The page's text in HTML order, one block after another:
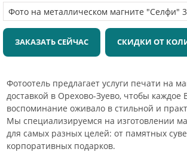
ЗАКАЗАТЬ СЕЙЧАС СКИДКИ ОТ
Фотоотель предлагает услуги печати на
доставкой в Орехово-Зуево, чтобы каждое
воспоминание оживало в стильной и
Мы специализируемся на изготовлении
для самых разных целей: от памятных
корпоративных подарков.